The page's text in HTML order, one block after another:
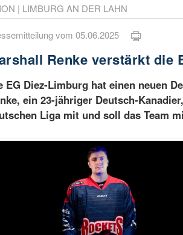
| LIMBURG AN DER LAHN
vom 05.06.2025
Renke verstärkt die
EG Diez-Limburg hat einen neuen
ein 23-jähriger Deutsch-
Liga mit und soll das Team